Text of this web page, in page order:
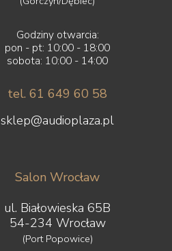
Godziny otwarcia:
pon - pt: 10:00 - 18:00
sobota: 10:00 - 14:00
tel. 61 649 60 58
sklep@audioplaza.pl
Salon Wrocław
ul. Białowieska 65B
54-234 Wrocław
(Port Popowice)